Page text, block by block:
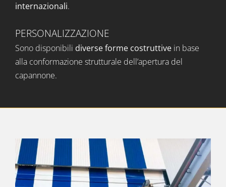
internazionali.
PERSONALIZZAZIONE
Sono disponibili diverse forme costruttivein base
alla conformazione strutturale dell’apertura del
capannone.